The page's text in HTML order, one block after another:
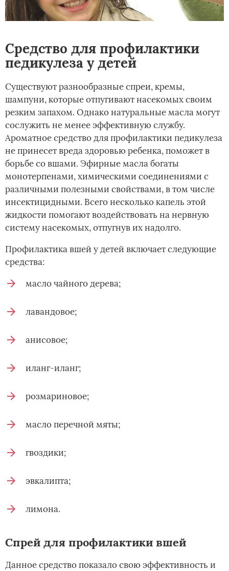
Средство для профилактики
педикулеза у детей
Существуют разнообразные спреи, кремы,
шампуни, которые отпугивают насекомых своим
резким запахом. Однако натуральные масла могут
сослужить не менее эффективную службу.
Ароматное средство для профилактики педикулеза
не принесет вреда здоровью ребенка, поможет в
борьбе со вшами. Эфирные масла богаты
монотерпенами, химическими соединениями с
различными полезными свойствами, в том числе
инсектицидными. Всего несколько капель этой
жидкости помогают воздействовать на нервную
систему насекомых, отпугнув их надолго.
Профилактика вшей у детей включает следующие
средства:
масло чайного дерева;
лавандовое;
анисовое;
иланг-иланг;
розмариновое;
масло перечной мяты;
гвоздики;
эвкалипта;
лимона.
Спрей для профилактики вшей
Данное средство показало свою эффективность и